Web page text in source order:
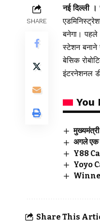
SHARE
नई दिल्ली ।
बनेगा।
स्टेशन बनाने
बेसिक
इंटरनेशनल
You
अगले एक
Y88
Yoyo
Share This